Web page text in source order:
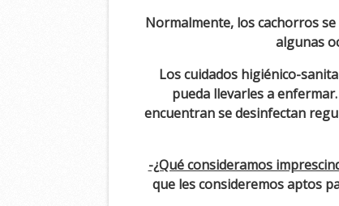
Normalmente, los cachorros
algunas
Los cuidados higiénico-
pueda llevarles a
encuentran se desinfectan
-¿Qué consideramos
que les consideremos aptos